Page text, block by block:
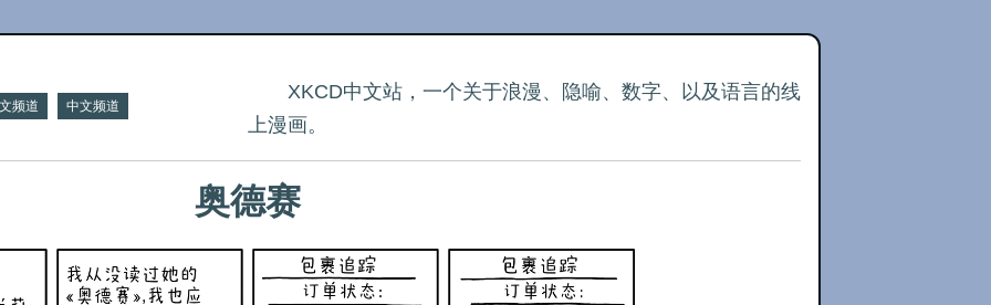
频道 中文频道
XKCD中文站，一个关于浪漫、隐喻、数字、以及语言的线
上漫画。
奥德赛